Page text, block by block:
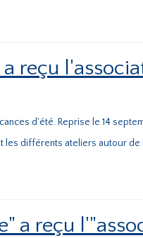
reçu
d'été. Reprise le 14
les différents ateliers autour
a reçu